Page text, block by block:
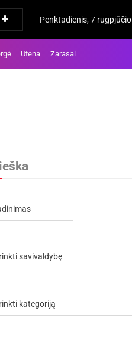
Penktadienis, 7 rugpjūčio
Utena Zarasai
savivaldybę
kategoriją